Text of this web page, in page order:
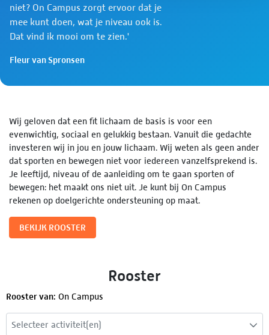
niet? On Campus zorgt ervoor dat je
mee kunt doen, wat je niveau ook is.
Dat vind ik mooi om te zien.'
Fleur van Spronsen
Wij geloven dat een ﬁt lichaam de basis is voor een
evenwichtig, sociaal en gelukkig bestaan. Vanuit die gedachte
investeren wij in jou en jouw lichaam. Wij weten als geen ander
dat sporten en bewegen niet voor iedereen vanzelfsprekend is.
Je leeftijd, niveau of de aanleiding om te gaan sporten of
bewegen: het maakt ons niet uit. Je kunt bij On Campus
rekenen op doelgerichte ondersteuning op maat.
BEKIJK ROOSTER
Rooster
Rooster van: On Campus
Selecteer activiteit(en)